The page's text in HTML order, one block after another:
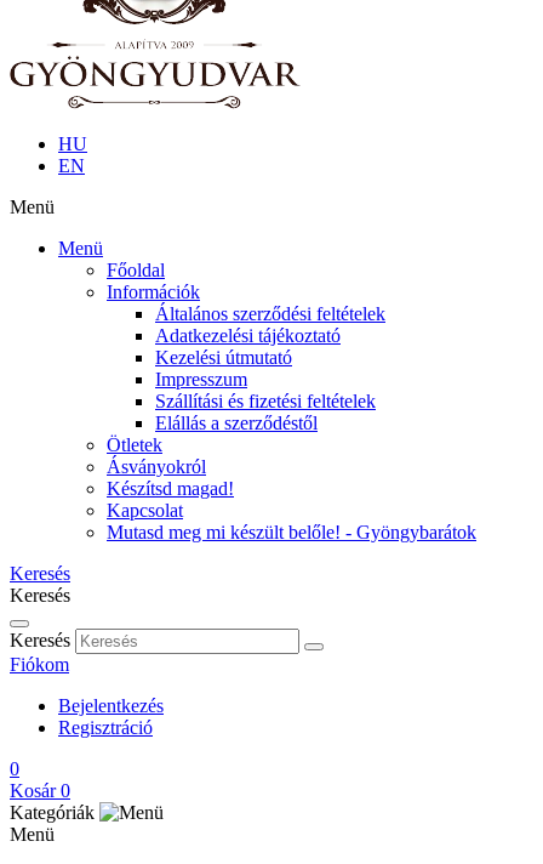
HU
EN
Menü
Menü
Főoldal
Információk
Általános szerződési feltételek
Adatkezelési tájékoztató
Kezelési útmutató
Impresszum
Szállítási és fizetési feltételek
Elállás a szerződéstől
Ötletek
Ásványokról
Készítsd magad!
Kapcsolat
Mutasd meg mi készült belőle! - Gyöngybarátok
Keresés
Keresés
Keresés
Fiókom
Bejelentkezés
Regisztráció
0
Kosár 0
Kategóriák
Menü